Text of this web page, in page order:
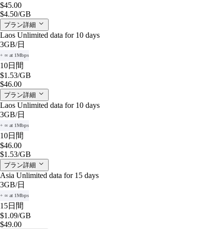
$45.00
$4.50/GB
プラン詳細
Laos Unlimited data for 10 days
3GB/日
+ ∞ at 1Mbps
10日間
$1.53/GB
$46.00
プラン詳細
Laos Unlimited data for 10 days
3GB/日
+ ∞ at 1Mbps
10日間
$46.00
$1.53/GB
プラン詳細
Asia Unlimited data for 15 days
3GB/日
+ ∞ at 1Mbps
15日間
$1.09/GB
$49.00